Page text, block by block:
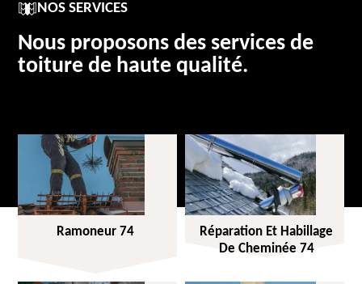
NOS SERVICES
Nous proposons des services de
toiture de haute qualité.
Ramoneur 74
Réparation Et Habillage
De Cheminée 74